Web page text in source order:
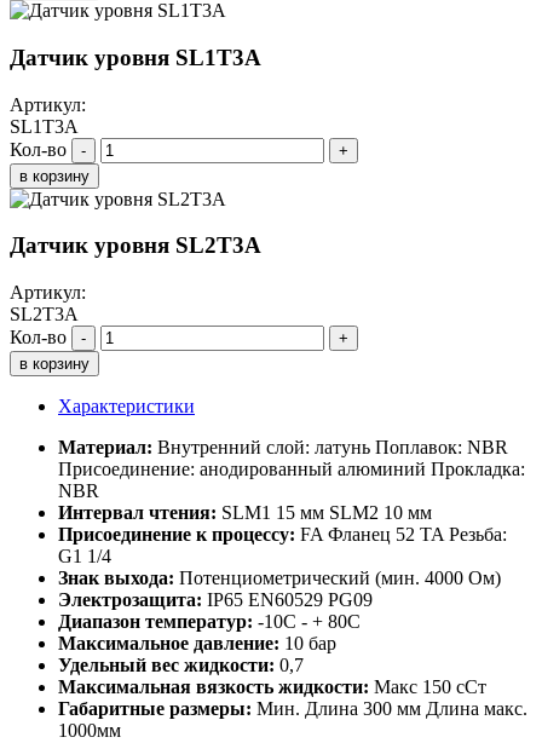
Датчик уровня SL1T3A
Артикул:
SL1T3A
Кол-во
-
+
в корзину
Датчик уровня SL2T3A
Артикул:
SL2T3A
Кол-во
-
+
в корзину
Характеристики
Материал: Внутренний слой: латунь Поплавок: NBR
Присоединение: анодированный алюминий Прокладка:
NBR
Интервал чтения: SLM1 15 мм SLM2 10 мм
Присоединение к процессу: FA Фланец 52 TA Резьба:
G1 1/4
Знак выхода: Потенциометрический (мин. 4000 Ом)
Электрозащита: IP65 EN60529 PG09
Диапазон температур: -10C - + 80C
Максимальное давление: 10 бар
Удельный вес жидкости: 0,7
Максимальная вязкость жидкости: Макс 150 сСт
Габаритные размеры: Мин. Длина 300 мм Длина макс.
1000мм